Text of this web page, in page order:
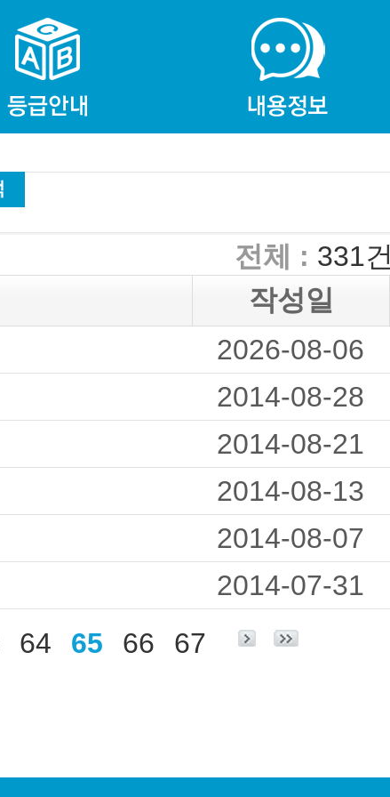
전체 : 331건
작성일
2026-08-06
2014-08-28
2014-08-21
2014-08-13
2014-08-07
2014-07-31
64 65 66 67